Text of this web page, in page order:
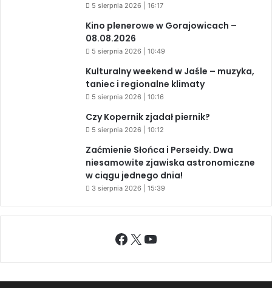
5 sierpnia 2026 | 16:17
Kino plenerowe w Gorajowicach –
08.08.2026
5 sierpnia 2026 | 10:49
Kulturalny weekend w Jaśle – muzyka,
taniec i regionalne klimaty
5 sierpnia 2026 | 10:16
Czy Kopernik zjadał piernik?
5 sierpnia 2026 | 10:12
Zaćmienie Słońca i Perseidy. Dwa
niesamowite zjawiska astronomiczne
w ciągu jednego dnia!
3 sierpnia 2026 | 15:39
Facebook
X YouTube